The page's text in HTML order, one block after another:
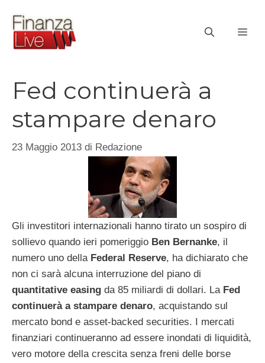
contenuto
Fed continuerà a
stampare denaro
23 Maggio 2013 di Redazione
Gli investitori internazionali hanno tirato un sospiro di
sollievo quando ieri pomeriggio Ben Bernanke, il
numero uno della Federal Reserve, ha dichiarato che
non ci sarà alcuna interruzione del piano di
quantitative easing da 85 miliardi di dollari. La Fed
continuerà a stampare denaro, acquistando sul
mercato bond e asset-backed securities. I mercati
finanziari continueranno ad essere inondati di liquidità,
vero motore della crescita senza freni delle borse